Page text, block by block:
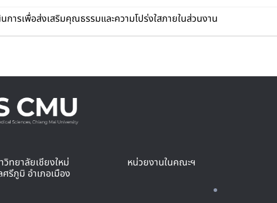
การเพื่อส่งเสริมคุณธรรมและความโปร่งใสภายในส่วนงาน
ทยาลัยเชียงใหม่
รีภูมิ อำเภอเมือง
หน่วยงานในคณะฯ